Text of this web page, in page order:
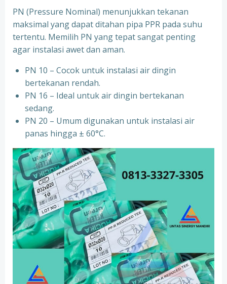
PN (Pressure Nominal) menunjukkan tekanan
maksimal yang dapat ditahan pipa PPR pada suhu
tertentu. Memilih PN yang tepat sangat penting
agar instalasi awet dan aman.
PN 10 – Cocok untuk instalasi air dingin
bertekanan rendah.
⁠PN 16 – Ideal untuk air dingin bertekanan
sedang.
⁠PN 20 – Umum digunakan untuk instalasi air
panas hingga ± 60°C.